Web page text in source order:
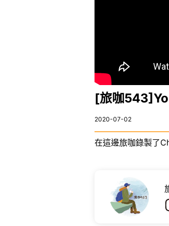
[旅咖
2020-07-02
在這邊旅咖錄製了